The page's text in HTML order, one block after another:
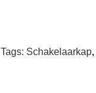
Tags: Schakelaarkap,